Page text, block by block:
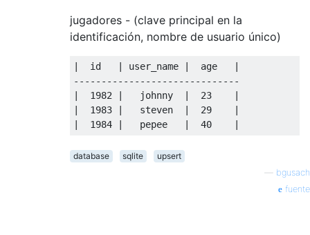
jugadores - (clave principal en la
identificación, nombre de usuario único)
|
  id
| user_name |
  age
|
------------------------------
|
1982 |
   johnny
| 23
|
|
1983 |
   steven
| 29
|
|
1984 |
   pepee
| 40 |
database sqlite
upsert
bgusach
fuente